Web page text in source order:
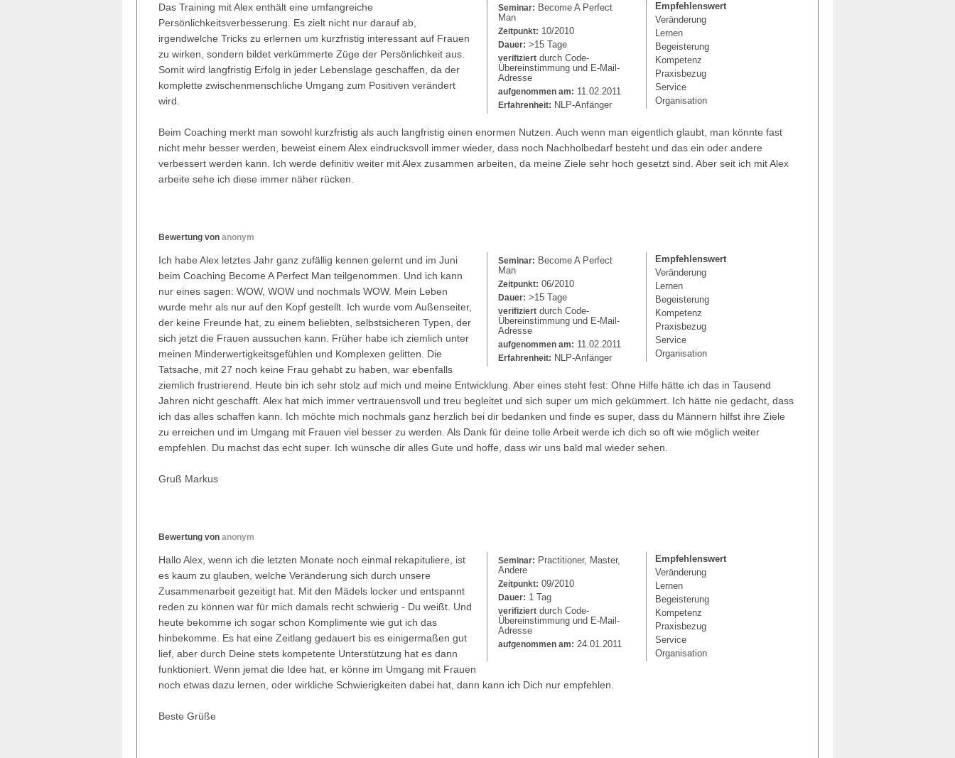
Empfehlenswert
Veränderung
Lernen
Begeisterung
Kompetenz
Praxisbezug
Service
Organisation
Seminar: Become A Perfect
Man
Zeitpunkt: 10/2010
Dauer: >15 Tage
verifiziert durch Code-
Übereinstimmung und E-Mail-
Adresse
aufgenommen am: 11.02.2011
Erfahrenheit: NLP-Anfänger
Das Training mit Alex enthält eine umfangreiche
Persönlichkeitsverbesserung. Es zielt nicht nur darauf ab,
irgendwelche Tricks zu erlernen um kurzfristig interessant auf Frauen
zu wirken, sondern bildet verkümmerte Züge der Persönlichkeit aus.
Somit wird langfristig Erfolg in jeder Lebenslage geschaffen, da der
komplette zwischenmenschliche Umgang zum Positiven verändert
wird.
Beim Coaching merkt man sowohl kurzfristig als auch langfristig einen enormen Nutzen. Auch wenn man eigentlich glaubt, man könnte fast
nicht mehr besser werden, beweist einem Alex eindrucksvoll immer wieder, dass noch Nachholbedarf besteht und das ein oder andere
verbessert werden kann. Ich werde definitiv weiter mit Alex zusammen arbeiten, da meine Ziele sehr hoch gesetzt sind. Aber seit ich mit Alex
arbeite sehe ich diese immer näher rücken.
Bewertung von anonym
Empfehlenswert
Veränderung
Lernen
Begeisterung
Kompetenz
Praxisbezug
Service
Organisation
Seminar: Become A Perfect
Man
Zeitpunkt: 06/2010
Dauer: >15 Tage
verifiziert durch Code-
Übereinstimmung und E-Mail-
Adresse
aufgenommen am: 11.02.2011
Erfahrenheit: NLP-Anfänger
Ich habe Alex letztes Jahr ganz zufällig kennen gelernt und im Juni
beim Coaching Become A Perfect Man teilgenommen. Und ich kann
nur eines sagen: WOW, WOW und nochmals WOW. Mein Leben
wurde mehr als nur auf den Kopf gestellt. Ich wurde vom Außenseiter,
der keine Freunde hat, zu einem beliebten, selbstsicheren Typen, der
sich jetzt die Frauen aussuchen kann. Früher habe ich ziemlich unter
meinen Minderwertigkeitsgefühlen und Komplexen gelitten. Die
Tatsache, mit 27 noch keine Frau gehabt zu haben, war ebenfalls
ziemlich frustrierend. Heute bin ich sehr stolz auf mich und meine Entwicklung. Aber eines steht fest: Ohne Hilfe hätte ich das in Tausend
Jahren nicht geschafft. Alex hat mich immer vertrauensvoll und treu begleitet und sich super um mich gekümmert. Ich hätte nie gedacht, dass
ich das alles schaffen kann. Ich möchte mich nochmals ganz herzlich bei dir bedanken und finde es super, dass du Männern hilfst ihre Ziele
zu erreichen und im Umgang mit Frauen viel besser zu werden. Als Dank für deine tolle Arbeit werde ich dich so oft wie möglich weiter
empfehlen. Du machst das echt super. Ich wünsche dir alles Gute und hoffe, dass wir uns bald mal wieder sehen.
Gruß Markus
Bewertung von anonym
Empfehlenswert
Veränderung
Lernen
Begeisterung
Kompetenz
Praxisbezug
Service
Organisation
Seminar: Practitioner, Master,
Andere
Zeitpunkt: 09/2010
Dauer: 1 Tag
verifiziert durch Code-
Übereinstimmung und E-Mail-
Adresse
aufgenommen am: 24.01.2011
Hallo Alex, wenn ich die letzten Monate noch einmal rekapituliere, ist
es kaum zu glauben, welche Veränderung sich durch unsere
Zusammenarbeit gezeitigt hat. Mit den Mädels locker und entspannt
reden zu können war für mich damals recht schwierig - Du weißt. Und
heute bekomme ich sogar schon Komplimente wie gut ich das
hinbekomme. Es hat eine Zeitlang gedauert bis es einigermaßen gut
lief, aber durch Deine stets kompetente Unterstützung hat es dann
funktioniert. Wenn jemat die Idee hat, er könne im Umgang mit Frauen
noch etwas dazu lernen, oder wirkliche Schwierigkeiten dabei hat, dann kann ich Dich nur empfehlen.
Beste Grüße